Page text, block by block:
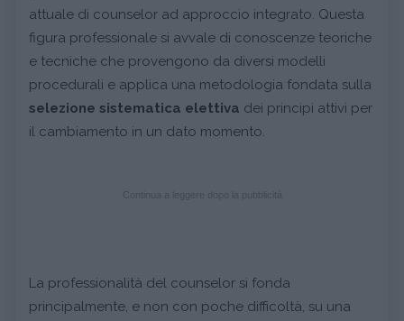
attuale di counselor ad approccio integrato. Questa
figura professionale si avvale di conoscenze teoriche
e tecniche che provengono da diversi modelli
procedurali e applica una metodologia fondata sulla
selezione sistematica elettiva dei principi attivi per
il cambiamento in un dato momento.
La professionalità del counselor si fonda
principalmente, e non con poche difficoltà, su una